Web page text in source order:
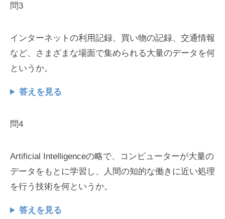
問3
インターネットの利用記録、買い物の記録、交通情報
など、さまざまな場面で集められる大量のデータを何
というか。
答えを見る
問4
Artificial Intelligenceの略で、コンピューターが大量の
データをもとに学習し、人間の知的な働きに近い処理
を行う技術を何というか。
答えを見る